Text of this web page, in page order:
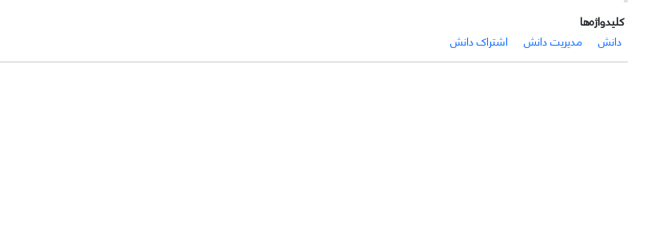
کلیدواژه‌ها
دانش
مدیریت دانش اشتراک دانش